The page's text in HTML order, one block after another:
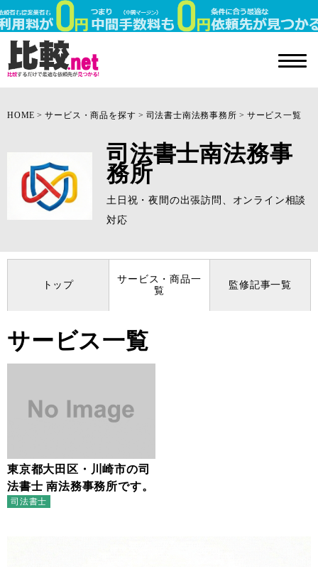
HOME サービス・商品を探す 司法書士南法務事務所 サービス一覧
司法書士南法務事
務所
土日祝・夜間の出張訪問、オンライン相談
対応
トップ
サービス・商品一
覧
監修記事一覧
サービス一覧
東京都大田区・川崎市の司
法書士 南法務事務所です。
司法書士